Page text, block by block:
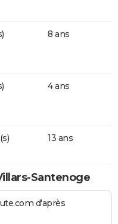
8 ans
4 ans
13 ans
Santenoge
d'après